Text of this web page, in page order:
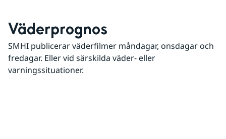
Väderprognos
SMHI publicerar väderfilmer måndagar, onsdagar och
fredagar. Eller vid särskilda väder- eller
varningssituationer.